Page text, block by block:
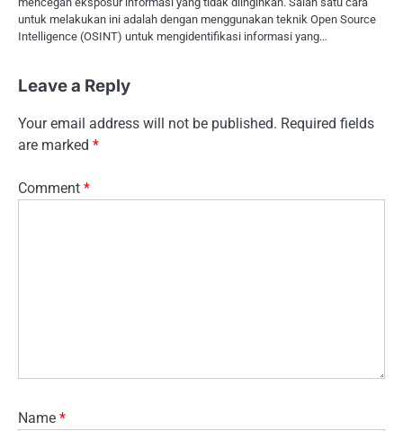
untuk melakukan ini adalah dengan menggunakan teknik Open Source
Intelligence (OSINT) untuk mengidentifikasi informasi yang…
Leave a Reply
Your email address will not be published. Required fields
are marked *
Comment *
Name *